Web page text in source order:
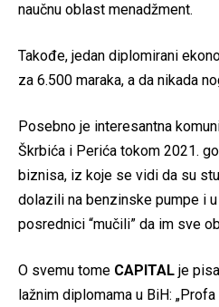
naučnu oblast menadžment.
Takođe, jedan diplomirani
za 6.500 maraka, a da nikada
Posebno je interesantna
Škrbića i Perića tokom 2021.
biznisa, iz koje se vidi da su
dolazili na benzinske pumpe i
posrednici “mučili” da im sve
O svemu tome CAPITAL je
lažnim diplomama u BiH: